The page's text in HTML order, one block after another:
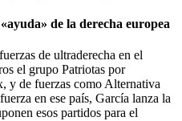
de la derecha europea
de ultraderecha en el
el grupo Patriotas por
y de fuerzas como Alternativa
en ese país, García lanza la
esos partidos para el